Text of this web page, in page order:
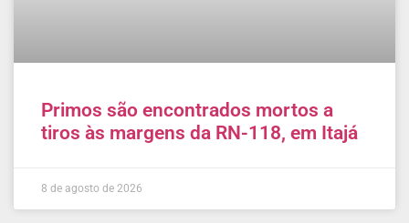
Primos são encontrados mortos a
tiros às margens da RN-118, em Itajá
8 de agosto de 2026